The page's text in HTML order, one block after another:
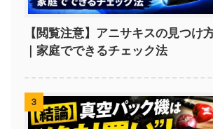
【閲覧注意】アニサキスの見つけ
｜家庭でできるチェック法
3